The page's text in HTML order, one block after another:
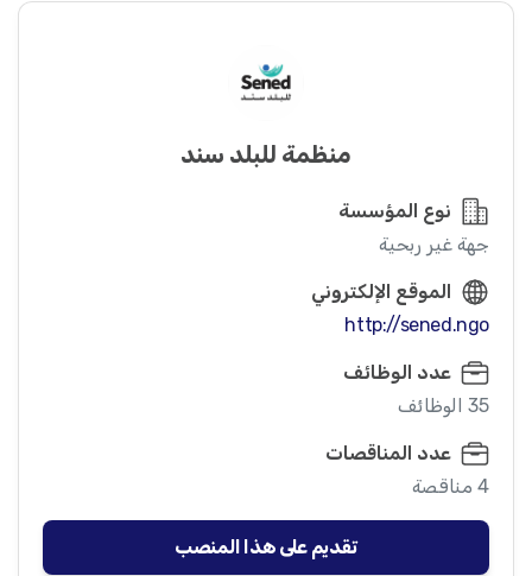
منظمة للبلد سند
نوع المؤسسة
جهة غير ربحية
الموقع الإلكتروني
http://sened.ngo
عدد الوظائف
35 الوظائف
عدد المناقصات
4 مناقصة
تقديم على هذا المنصب